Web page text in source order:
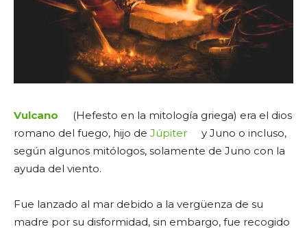
Vulcano
(Hefesto en la mitología griega) era el dios
romano del fuego, hijo de Júpiter
y Juno o incluso,
según algunos mitólogos, solamente de Juno con la
ayuda del viento.
Fue lanzado al mar debido a la vergüenza de su
madre por su disformidad, sin embargo, fue recogido